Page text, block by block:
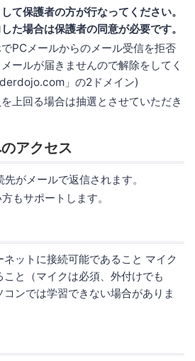
て保護者の方が行なってください。
た場合は保護者の同意が必要です。
PCメールからのメール受信を拒否
ールが届きませんので解除をしてく
」の2ドメイン)
上回る場合は抽選とさせていただき
アクセス
がメールで返信されます。
もサポートします。
ットに接続可能であること マイク
こと（マイクは必須、外付けでも
ンでは学習できない場合がありま